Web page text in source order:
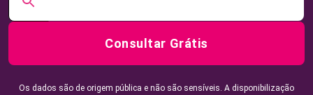
Consultar Grátis
Os dados são de origem pública e não são sensíveis. A disponibilização